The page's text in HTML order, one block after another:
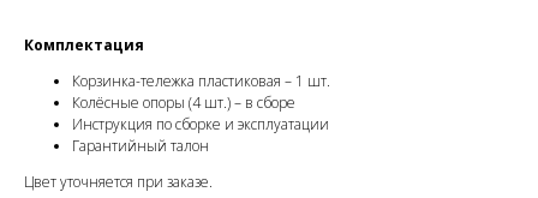
Комплектация
Корзинка-тележка пластиковая – 1 шт.
Колёсные опоры (4 шт.) – в сборе
Инструкция по сборке и эксплуатации
Гарантийный талон
Цвет уточняется при заказе.